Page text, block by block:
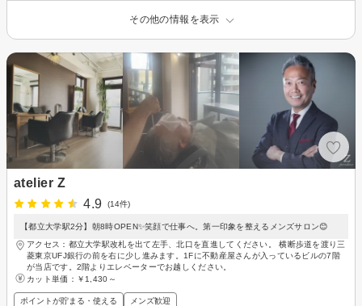
その他の情報を表示
atelier Z
4.9
(14件)
【都立大学駅2分】朝8時OPEN✨笑顔で仕事へ。第一印象を整えるメンズサロン😊
アクセス：都立大学駅改札を出て左手、北口を直進してください。 横断歩道を渡り三
菱東京UFJ銀行の前を右に少し進みます。1Fに不動産屋さんが入っているビルの7階
が当店です。2階よりエレベーターでお越しください。
カット単価： ￥1,430～
ポイントが貯まる・使える メンズ歓迎